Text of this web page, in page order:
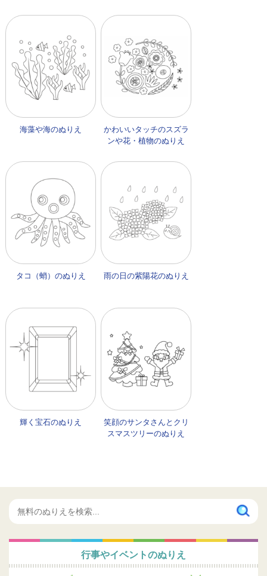
海藻や海のぬりえ
かわいいタッチのスズラ
ンや花・植物のぬりえ
タコ（蛸）のぬりえ 雨の日の紫陽花のぬりえ
輝く宝石のぬりえ
笑顔のサンタさんとクリ
スマスツリーのぬりえ
行事やイベントのぬりえ